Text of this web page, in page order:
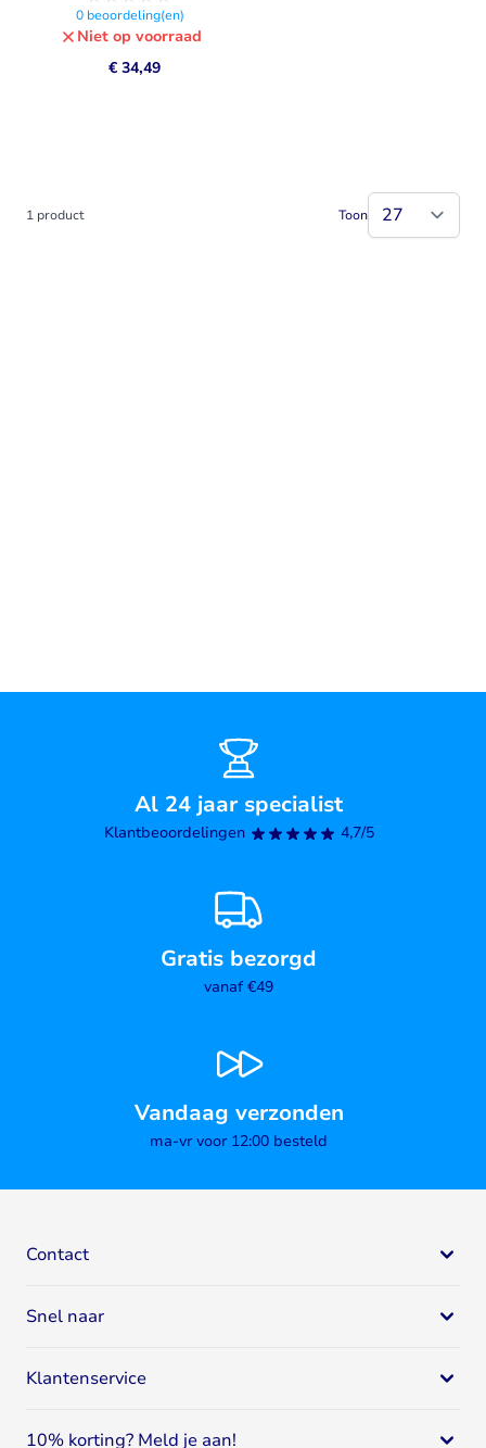
0 beoordeling(en)
Niet op voorraad
€ 34,49
1 product Toon
Al 24 jaar specialist
Klantbeoordelingen 4,7/5
Gratis bezorgd
vanaf €49
Vandaag verzonden
ma-vr voor 12:00 besteld
Contact
Mail: klantenservice@bodystore.nl
Specialist in gezondheid en fitness
Snel naar
Eiwitshakes
Sportvoeding
Klantenservice
10% korting? Meld je aan!